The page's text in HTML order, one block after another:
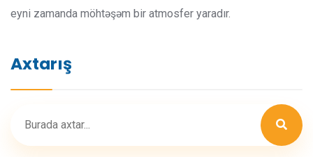
eyni zamanda möhtəşəm bir atmosfer yaradır.
Axtarış